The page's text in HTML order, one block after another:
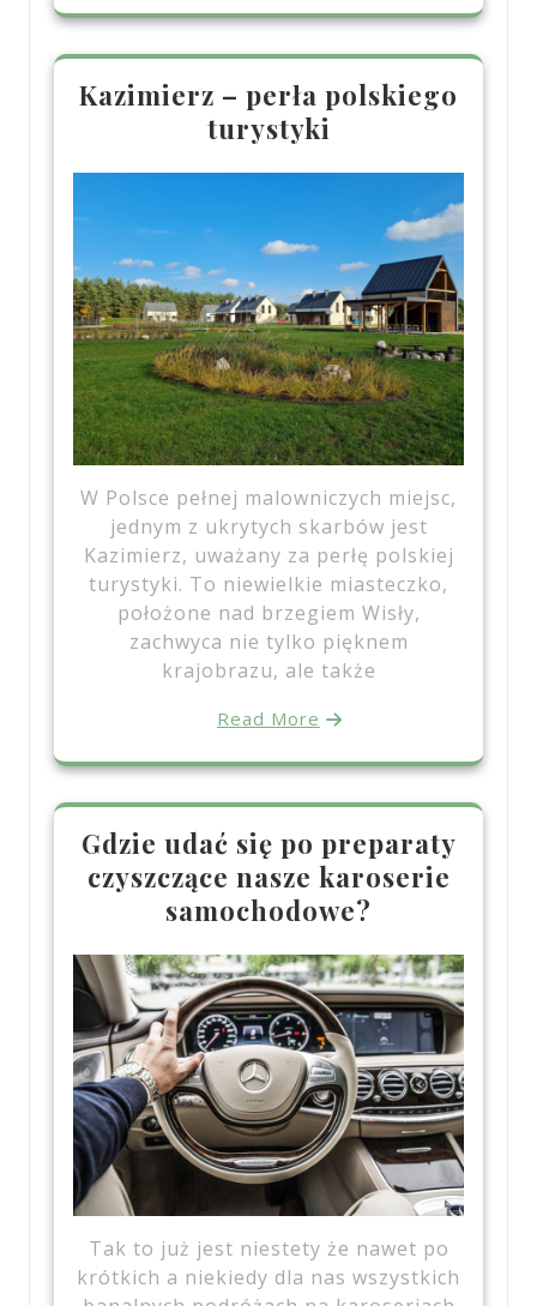
Kazimierz – perła polskiego
turystyki
W Polsce pełnej malowniczych miejsc,
jednym z ukrytych skarbów jest
Kazimierz, uważany za perłę polskiej
turystyki. To niewielkie miasteczko,
położone nad brzegiem Wisły,
zachwyca nie tylko pięknem
krajobrazu, ale także
Read More
Gdzie udać się po preparaty
czyszczące nasze karoserie
samochodowe?
Tak to już jest niestety że nawet po
krótkich a niekiedy dla nas wszystkich